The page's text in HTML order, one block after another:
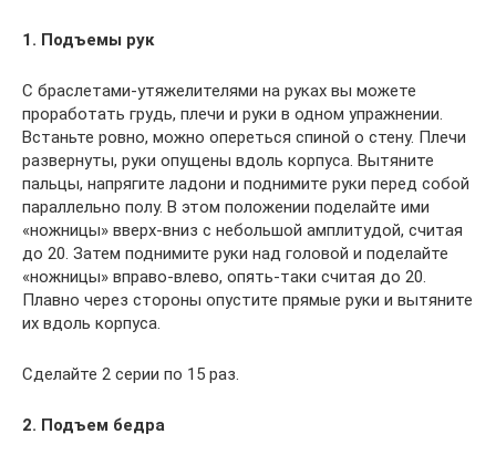
1. Подъемы рук
С браслетами-утяжелителями на руках вы можете
проработать грудь, плечи и руки в одном упражнении.
Встаньте ровно, можно опереться спиной о стену. Плечи
развернуты, руки опущены вдоль корпуса. Вытяните
пальцы, напрягите ладони и поднимите руки перед собой
параллельно полу. В этом положении поделайте ими
«ножницы» вверх-вниз с небольшой амплитудой, считая
до 20. Затем поднимите руки над головой и поделайте
«ножницы» вправо‑влево, опять-таки считая до 20.
Плавно через стороны опустите прямые руки и вытяните
их вдоль корпуса.
Сделайте 2 серии по 15 раз.
2. Подъем бедра